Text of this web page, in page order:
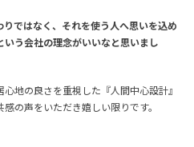
りではなく、それを使う人へ思いを込め
う会社の理念がいいなと思いまし
地の良さを重視した『人間中心設計』
の声をいただき嬉しい限りです。